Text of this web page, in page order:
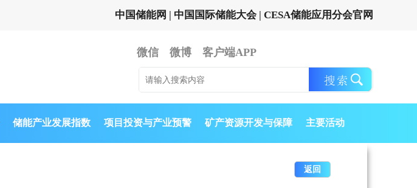
中国储能网 | 中国国际储能大会 | CESA储能应用分会官网
微信 微博 客户端APP
储能产业发展指数 项目投资与产业预警 矿产资源开发与保障 主要活动
返回